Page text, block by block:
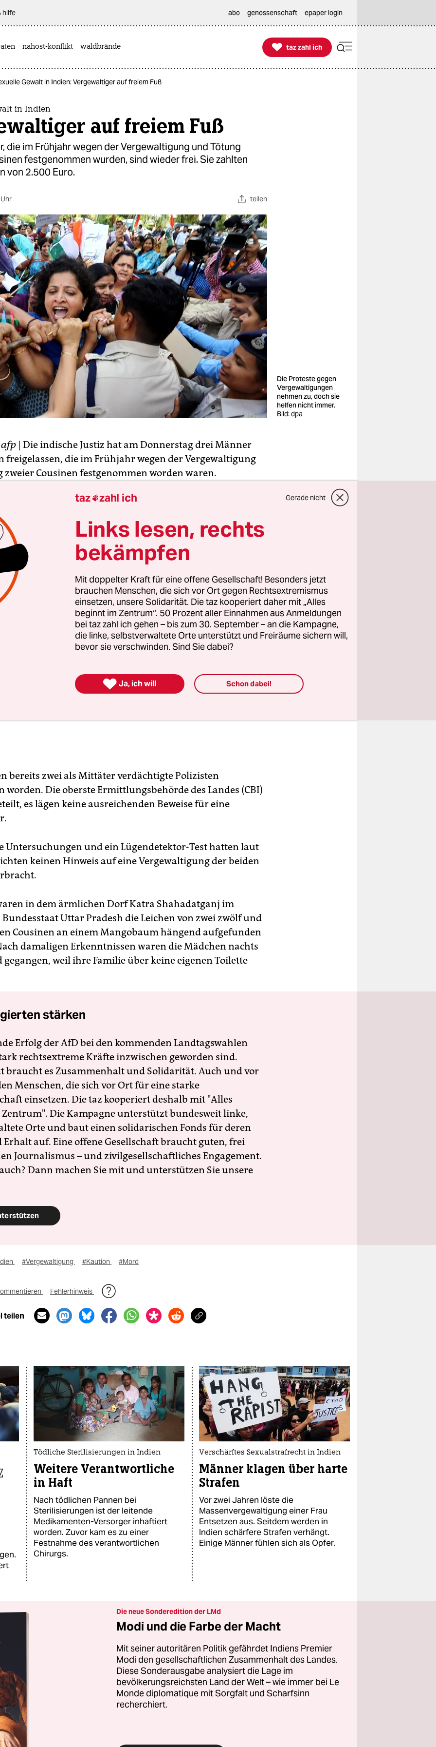
hilfe abo genossenschaft epaper login
nahost-konflikt waldbrände 
taz zahl ich
taz zahl ich
Gewalt in Indien: Vergewaltiger auf freiem Fuß
in Indien
auf freiem Fuß
die im Frühjahr wegen der Vergewaltigung und Tötung
festgenommen wurden, sind wieder frei. Sie zahlten
von 2.500 Euro.
teilen
Die Proteste gegen
Vergewaltigungen
nehmen zu, doch sie
helfen nicht immer.
Bild: dpa
afp | Die indische Justiz hat am Donnerstag drei Männer
freigelassen, die im Frühjahr wegen der Vergewaltigung
zweier Cousinen festgenommen worden waren.
Singh Yadav sagte der Nachrichtenagentur
seien am Donnerstag gegen eine Kaution in Höhe von
(rund 2.500 Euro) aus der Haft entlassen worden. Mit
setzte Richter Anil Kumar Sharma die letzten von
Verdächtigen in dem aufsehenerregenden Fall auf
bereits zwei als Mittäter verdächtigte Polizisten
worden. Die oberste Ermittlungsbehörde des Landes (CBI)
es lägen keine ausreichenden Beweise für eine
Untersuchungen und ein Lügendetektor-Test hatten laut
keinen Hinweis auf eine Vergewaltigung der beiden
in dem ärmlichen Dorf Katra Shahadatganj im
Uttar Pradesh die Leichen von zwei zwölf und
Cousinen an einem Mangobaum hängend aufgefunden
damaligen Erkenntnissen waren die Mädchen nachts
gegangen, weil ihre Familie über keine eigenen Toilette
stärken
Erfolg der AfD bei den kommenden Landtagswahlen
rechtsextreme Kräfte inzwischen geworden sind.
braucht es Zusammenhalt und Solidarität. Auch und vor
Menschen, die sich vor Ort für eine starke
einsetzen. Die taz kooperiert deshalb mit "Alles
Die Kampagne unterstützt bundesweit linke,
Orte und baut einen solidarischen Fonds für deren
Erhalt auf. Eine offene Gesellschaft braucht guten, frei
Journalismus – und zivilgesellschaftliches Engagement.
Dann machen Sie mit und unterstützen Sie unsere
#Vergewaltigung #Kaution #Mord
Fehlerhinweis
teilen
Tödliche Sterilisierungen in Indien
Weitere Verantwortliche
in Haft
Nach tödlichen Pannen bei
Sterilisierungen ist der leitende
Medikamenten-Versorger inhaftiert
worden. Zuvor kam es zu einer
Festnahme des verantwortlichen
Chirurgs.
Verschärftes Sexualstrafrecht in Indien
Männer klagen über harte
Strafen
Vor zwei Jahren löste die
Massenvergewaltigung einer Frau
Entsetzen aus. Seitdem werden in
Indien schärfere Strafen verhängt.
Einige Männer fühlen sich als Opfer.
Die neue Sonderedition der LMd
Modi und die Farbe der Macht
Mit seiner autoritären Politik gefährdet Indiens Premier
Modi den gesellschaftlichen Zusammenhalt des Landes.
Diese Sonderausgabe analysiert die Lage im
bevölkerungsreichsten Land der Welt – wie immer bei Le
Monde diplomatique mit Sorgfalt und Scharfsinn
recherchiert.
taz zahl ich Gerade nicht
Links lesen, rechts
bekämpfen
Mit doppelter Kraft für eine offene Gesellschaft! Besonders jetzt
brauchen Menschen, die sich vor Ort gegen Rechtsextremismus
einsetzen, unsere Solidarität. Die taz kooperiert daher mit „Alles
beginnt im Zentrum“. 50 Prozent aller Einnahmen aus Anmeldungen
bei taz zahl ich gehen – bis zum 30. September – an die Kampagne,
die linke, selbstverwaltete Orte unterstützt und Freiräume sichern will,
bevor sie verschwinden. Sind Sie dabei?
 Ja, ich will Schon dabei!